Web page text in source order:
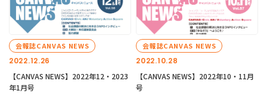
2022.12.26
会報誌CANVAS NEWS
【CANVAS NEWS】2022年12・2023
年1月号
2022.10.28
会報誌CANVAS NEWS
【CANVAS NEWS】2022年10・11月
号